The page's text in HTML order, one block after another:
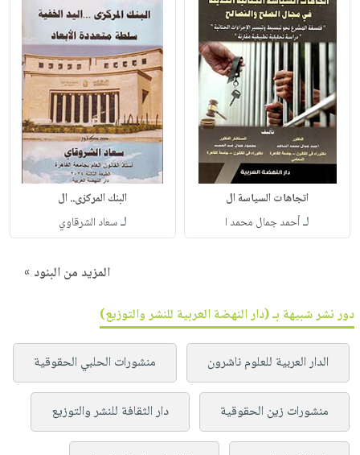
اتجاهات السياسة ال
لـأحمد جمال محمد ا
البنك المركزى.. ال
لـسعاد الشرقاوي
المزيد من البنود »
دور نشر شبيهة بـ (دار النهضة العربية للنشر والتوزيع)
الدار العربية للعلوم ناشرون منشورات الحلبي الحقوقية
منشورات زين الحقوقية دار الثقافة للنشر والتوزيع